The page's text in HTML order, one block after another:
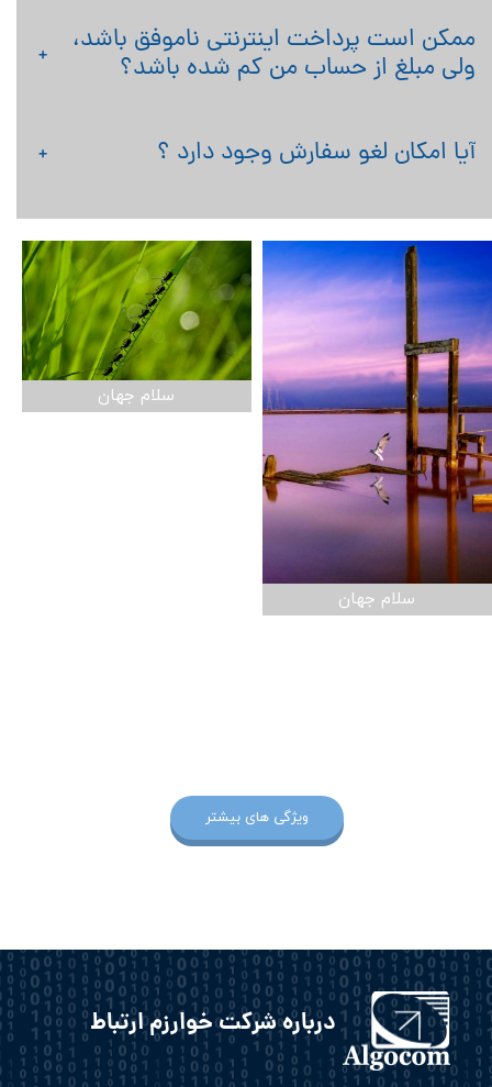
ممکن است پرداخت اینترنتی ناموفق باشد،
ولی مبلغ از حساب من کم شده باشد؟
آیا امکان لغو سفارش وجود دارد ؟
سلام جهان
سلام جهان
ویژگی های بیشتر
درباره شرکت خوارزم ارتباط